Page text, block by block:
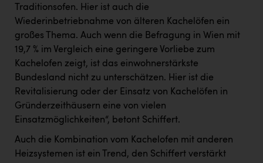
Traditionsofen. Hier ist auch die
Wiederinbetriebnahme von älteren Kachelöfen ein
großes Thema. Auch wenn die Befragung in Wien mit
19,7 % im Vergleich eine geringere Vorliebe zum
Kachelofen zeigt, ist das einwohnerstärkste
Bundesland nicht zu unterschätzen. Hier ist die
Revitalisierung oder der Einsatz von Kachelöfen in
Gründerzeithäusern eine von vielen
Einsatzmöglichkeiten“, betont Schiffert.
Auch die Kombination vom Kachelofen mit anderen
Heizsystemen ist ein Trend, den Schiffert verstärkt